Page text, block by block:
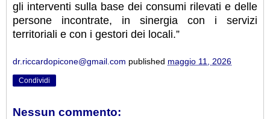
gli interventi sulla base dei consumi rilevati e delle
persone incontrate, in sinergia con i servizi
territoriali e con i gestori dei locali.”
dr.riccardopicone@gmail.com published maggio 11, 2026
Condividi
Nessun commento: